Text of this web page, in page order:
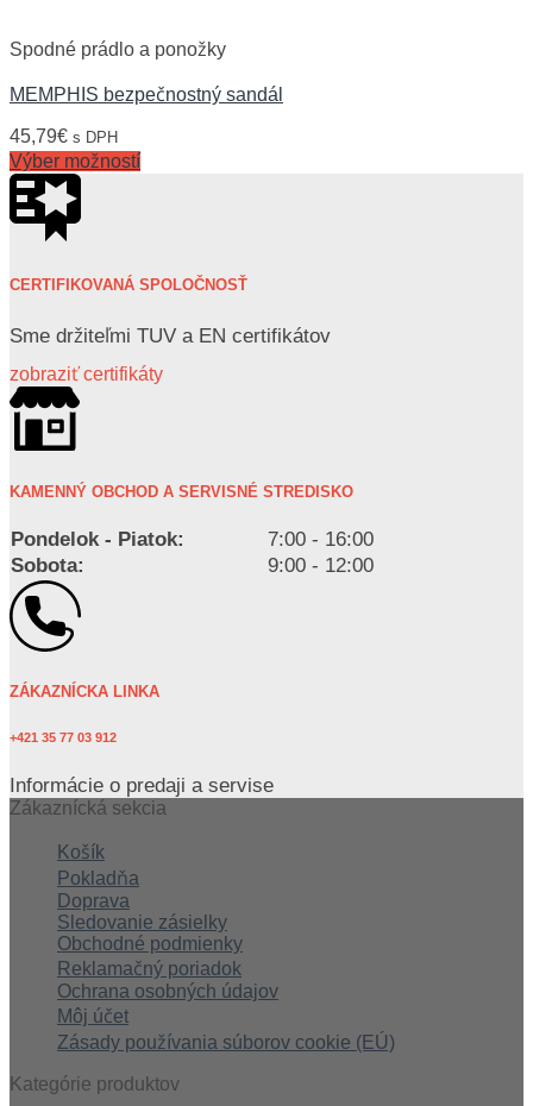
Spodné prádlo a ponožky
MEMPHIS bezpečnostný sandál
45,79€ s DPH
Výber možností
CERTIFIKOVANÁ SPOLOČNOSŤ
Sme držiteľmi TUV a EN certifikátov
zobraziť certifikáty
KAMENNÝ OBCHOD A SERVISNÉ STREDISKO
Pondelok - Piatok:
7:00 - 16:00
Sobota:
9:00 - 12:00
ZÁKAZNÍCKA LINKA
+421 35 77 03 912
Informácie o predaji a servise
Zákaznícká sekcia
Košík
Pokladňa
Doprava
Sledovanie zásielky
Obchodné podmienky
Reklamačný poriadok
Ochrana osobných údajov
Môj účet
Zásady používania súborov cookie (EÚ)
Kategórie produktov